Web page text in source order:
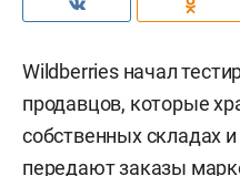
Wildberries начал
продавцов, которые
собственных складах
передают заказы